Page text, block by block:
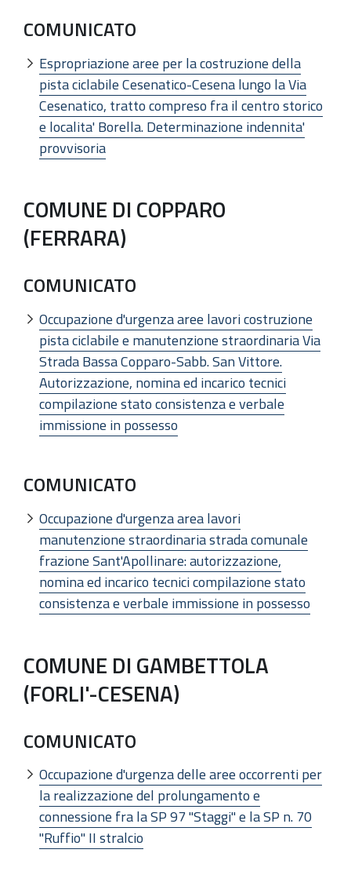
COMUNICATO
Espropriazione aree per la costruzione della
pista ciclabile Cesenatico-Cesena lungo la Via
Cesenatico, tratto compreso fra il centro storico
e localita' Borella. Determinazione indennita'
provvisoria
COMUNE DI COPPARO
(FERRARA)
COMUNICATO
Occupazione d'urgenza aree lavori costruzione
pista ciclabile e manutenzione straordinaria Via
Strada Bassa Copparo-Sabb. San Vittore.
Autorizzazione, nomina ed incarico tecnici
compilazione stato consistenza e verbale
immissione in possesso
COMUNICATO
Occupazione d'urgenza area lavori
manutenzione straordinaria strada comunale
frazione Sant'Apollinare: autorizzazione,
nomina ed incarico tecnici compilazione stato
consistenza e verbale immissione in possesso
COMUNE DI GAMBETTOLA
(FORLI'-CESENA)
COMUNICATO
Occupazione d'urgenza delle aree occorrenti per
la realizzazione del prolungamento e
connessione fra la SP 97 "Staggi" e la SP n. 70
"Ruffio" II stralcio